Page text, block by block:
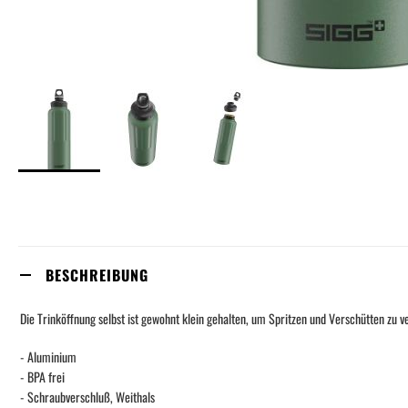
the
BESCHREIBUNG
Die Trinköffnung selbst ist gewohnt klein gehalten, um Spritzen und Verschütten zu
- Aluminium
- BPA frei
- Schraubverschluß, Weithals